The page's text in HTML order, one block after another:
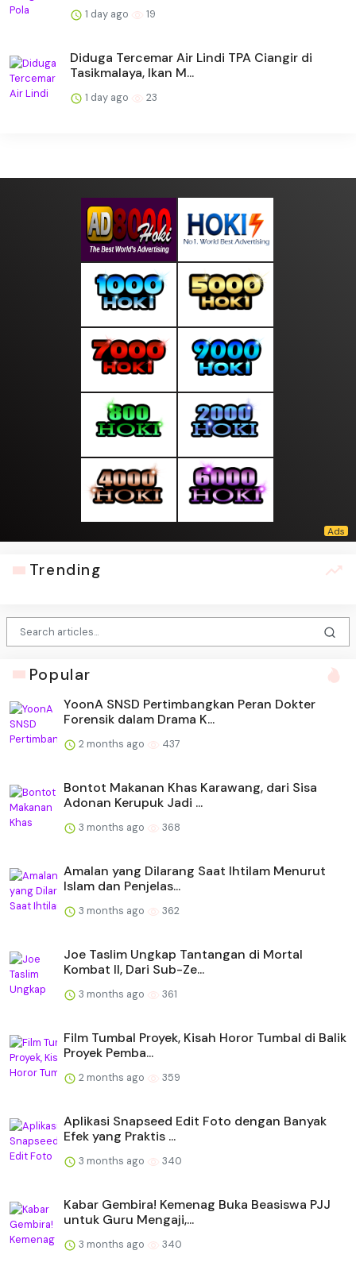
1 day ago 19
Diduga Tercemar Air Lindi TPA Ciangir di
Tasikmalaya, Ikan M...
1 day ago 23
Trending
Popular
YoonA SNSD Pertimbangkan Peran Dokter
Forensik dalam Drama K...
2 months ago 437
Bontot Makanan Khas Karawang, dari Sisa
Adonan Kerupuk Jadi ...
3 months ago 368
Amalan yang Dilarang Saat Ihtilam Menurut
Islam dan Penjelas...
3 months ago 362
Joe Taslim Ungkap Tantangan di Mortal
Kombat II, Dari Sub-Ze...
3 months ago 361
Film Tumbal Proyek, Kisah Horor Tumbal di Balik
Proyek Pemba...
2 months ago 359
Aplikasi Snapseed Edit Foto dengan Banyak
Efek yang Praktis ...
3 months ago 340
Kabar Gembira! Kemenag Buka Beasiswa PJJ
untuk Guru Mengaji,...
3 months ago 340